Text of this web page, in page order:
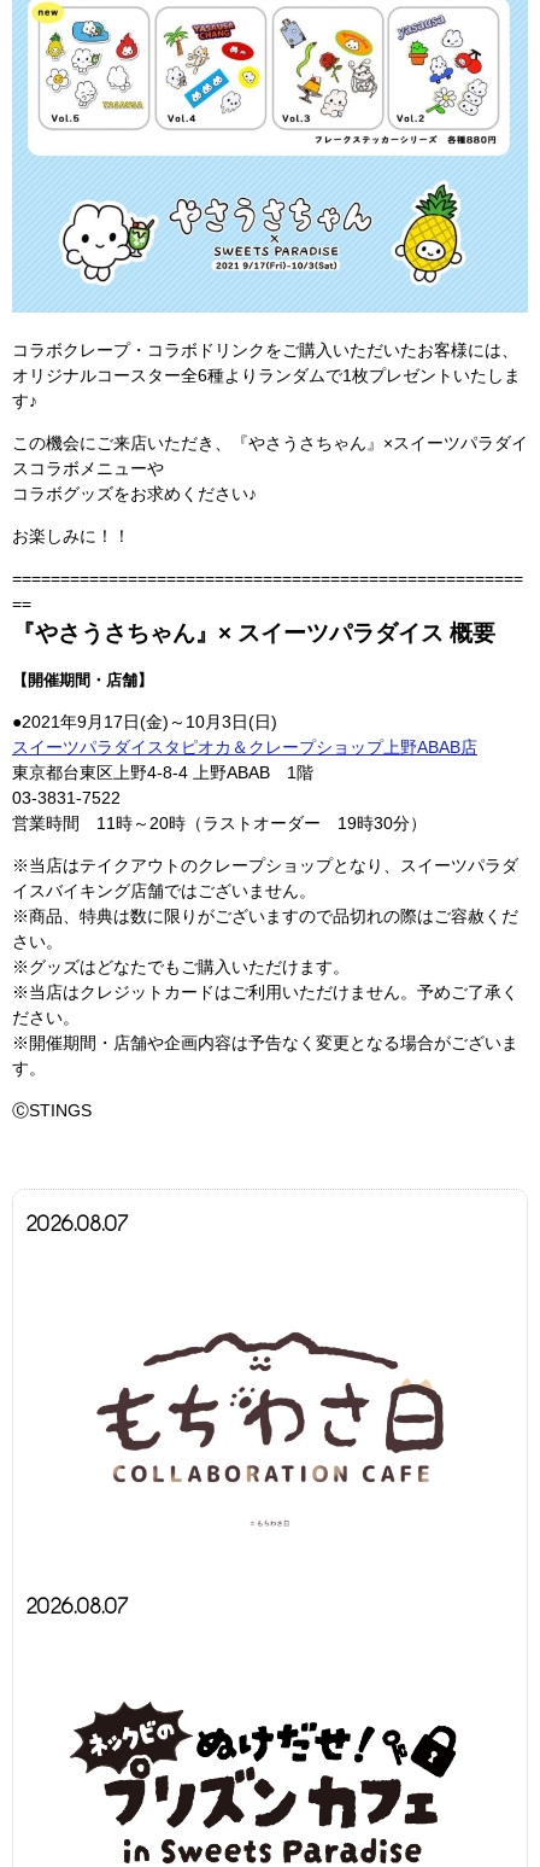
2026.08.07
2026.08.07
コラボクレープ・コラボドリンクをご購入いただいたお客様には、
オリジナルコースター全6種よりランダムで1枚プレゼントいたしま
す♪
この機会にご来店いただき、『やさうさちゃん』×スイーツパラダイ
スコラボメニューや
コラボグッズをお求めください♪
お楽しみに！！
=====================================================
==
『やさうさちゃん』× スイーツパラダイス 概要
【開催期間・店舗】
●2021年9月17日(金)～10月3日(日)
スイーツパラダイスタピオカ＆クレープショップ上野ABAB店
東京都台東区上野4-8-4 上野ABAB 1階
03-3831-7522
営業時間 11時～20時（ラストオーダー 19時30分）
※当店はテイクアウトのクレープショップとなり、スイーツパラダ
イスバイキング店舗ではございません。
※商品、特典は数に限りがございますので品切れの際はご容赦くだ
さい。
※グッズはどなたでもご購入いただけます。
※当店はクレジットカードはご利用いただけません。予めご了承く
ださい。
※開催期間・店舗や企画内容は予告なく変更となる場合がございま
す。
ⒸSTINGS